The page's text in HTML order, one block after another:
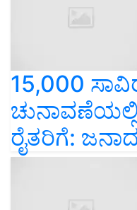
15,000
ಚುನಾವಣೆಯಲ್ಲಿ
ರೈತರಿಗೆ: